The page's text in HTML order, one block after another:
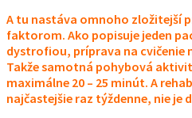
A tu nastáva omnoho zložitejší
faktorom. Ako popisuje jeden
dystrofiou, príprava na cvičenie
Takže samotná pohybová
maximálne 20 – 25 minút. A
najčastejšie raz týždenne, nie je